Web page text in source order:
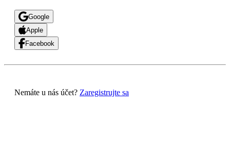
Google
Apple
Facebook
Nemáte u nás účet? Zaregistrujte sa